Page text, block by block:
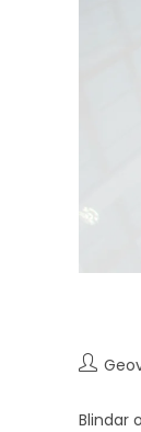
Blindar